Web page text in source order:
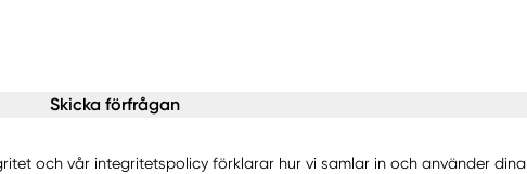
Skicka förfrågan
och vår integritetspolicy förklarar hur vi samlar in och använder dina